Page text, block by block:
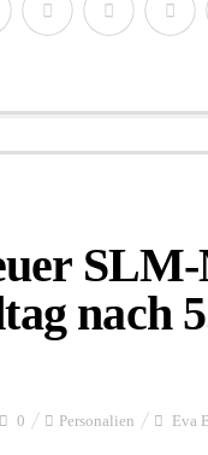
nach
0 Personalien Eva